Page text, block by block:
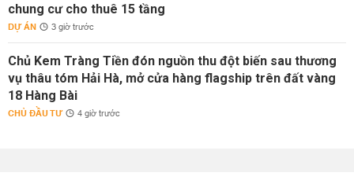
chung cư cho thuê 15 tầng
DỰ ÁN 3 giờ trước
Chủ Kem Tràng Tiền đón nguồn thu đột biến sau thương
vụ thâu tóm Hải Hà, mở cửa hàng flagship trên đất vàng
18 Hàng Bài
CHỦ ĐẦU TƯ 4 giờ trước